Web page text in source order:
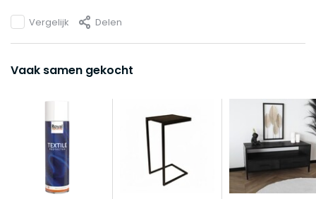
Vergelijk Delen
Vaak samen gekocht